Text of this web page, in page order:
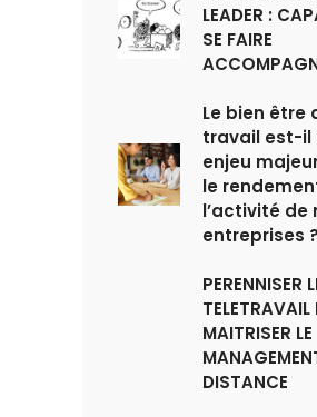
LEADER :
SE FAIRE
Le bien être
travail est-il
enjeu
le
l’activité de
entreprises ?
PERENNISER
TELETRAVAIL
MAITRISER LE
DISTANCE